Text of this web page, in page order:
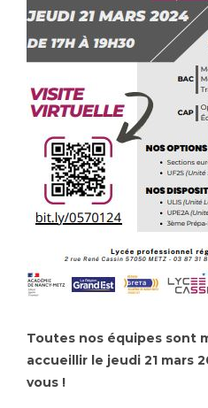
Toutes nos équipes sont
accueillir le jeudi 21 mars
vous !